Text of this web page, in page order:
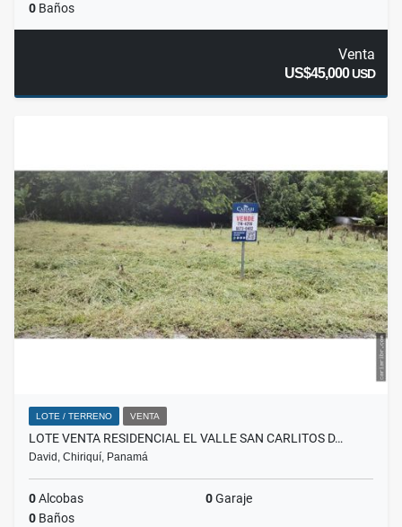
0 Baños
Venta
US$45,000USD
LOTE / TERRENO VENTA
LOTE VENTA RESIDENCIAL EL VALLE SAN CARLITOS D…
David, Chiriquí, Panamá
0Alcobas 0Garaje
0 Baños